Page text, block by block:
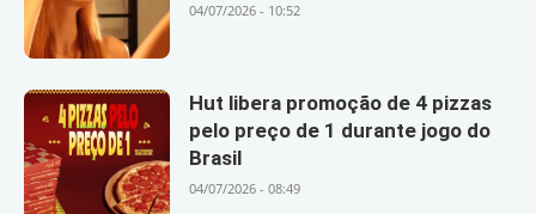
04/07/2026 - 10:52
Hut libera promoção de 4 pizzas
pelo preço de 1 durante jogo do
Brasil
04/07/2026 - 08:49